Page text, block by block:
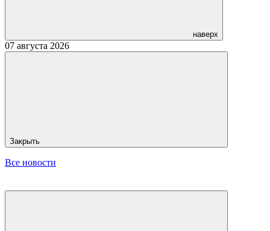
наверх
07 августа 2026
Закрыть
Все новости